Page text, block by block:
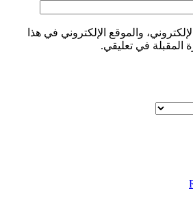
والموقع الإلكتروني في هذا
المقبلة في تعليقي.